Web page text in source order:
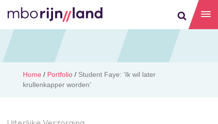
Home / Portfolio / Student Faye: ‘Ik wil later
krullenkapper worden’